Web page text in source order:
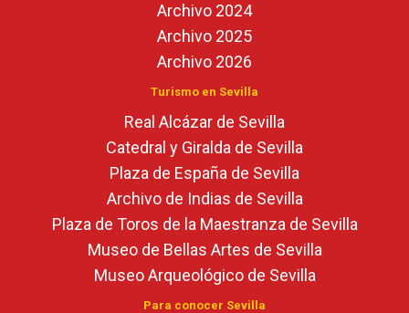
Archivo 2024
Archivo 2025
Archivo 2026
Turismo en Sevilla
Real Alcázar de Sevilla
Catedral y Giralda de Sevilla
Plaza de España de Sevilla
Archivo de Indias de Sevilla
Plaza de Toros de la Maestranza de Sevilla
Museo de Bellas Artes de Sevilla
Museo Arqueológico de Sevilla
Para conocer Sevilla